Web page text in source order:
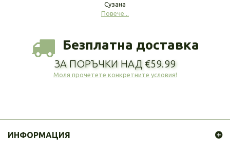
Сузана
Повече...
Безплатна доставка
ЗА ПОРЪЧКИ НАД €59.99
Моля прочетете конкретните условия!
ИНФОРМАЦИЯ